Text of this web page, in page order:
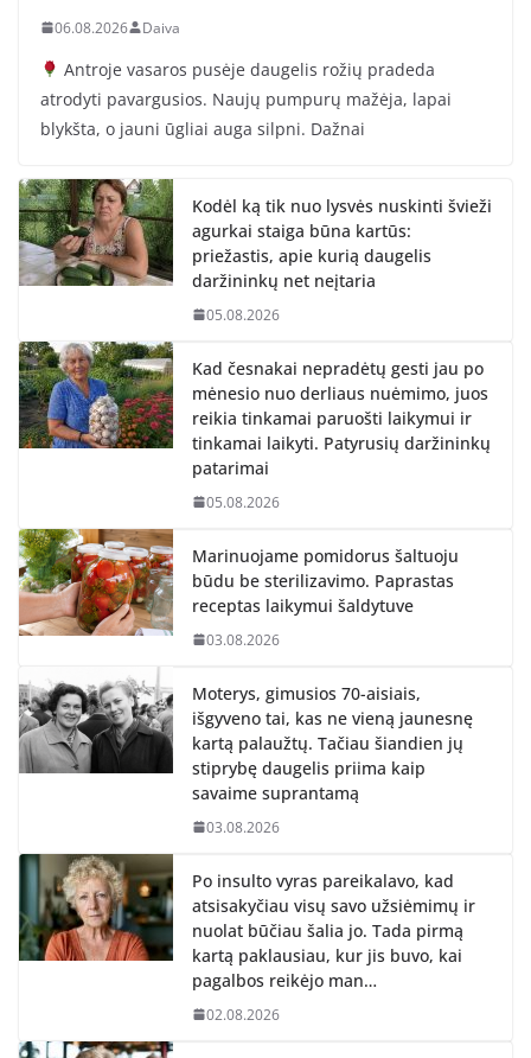
06.08.2026 Daiva
Antroje vasaros pusėje daugelis rožių pradeda
atrodyti pavargusios. Naujų pumpurų mažėja, lapai
blykšta, o jauni ūgliai auga silpni. Dažnai
Kodėl ką tik nuo lysvės nuskinti švieži
agurkai staiga būna kartūs:
priežastis, apie kurią daugelis
daržininkų net neįtaria
05.08.2026
Kad česnakai nepradėtų gesti jau po
mėnesio nuo derliaus nuėmimo, juos
reikia tinkamai paruošti laikymui ir
tinkamai laikyti. Patyrusių daržininkų
patarimai
05.08.2026
Marinuojame pomidorus šaltuoju
būdu be sterilizavimo. Paprastas
receptas laikymui šaldytuve
03.08.2026
Moterys, gimusios 70-aisiais,
išgyveno tai, kas ne vieną jaunesnę
kartą palaužtų. Tačiau šiandien jų
stiprybę daugelis priima kaip
savaime suprantamą
03.08.2026
Po insulto vyras pareikalavo, kad
atsisakyčiau visų savo užsiėmimų ir
nuolat būčiau šalia jo. Tada pirmą
kartą paklausiau, kur jis buvo, kai
pagalbos reikėjo man…
02.08.2026